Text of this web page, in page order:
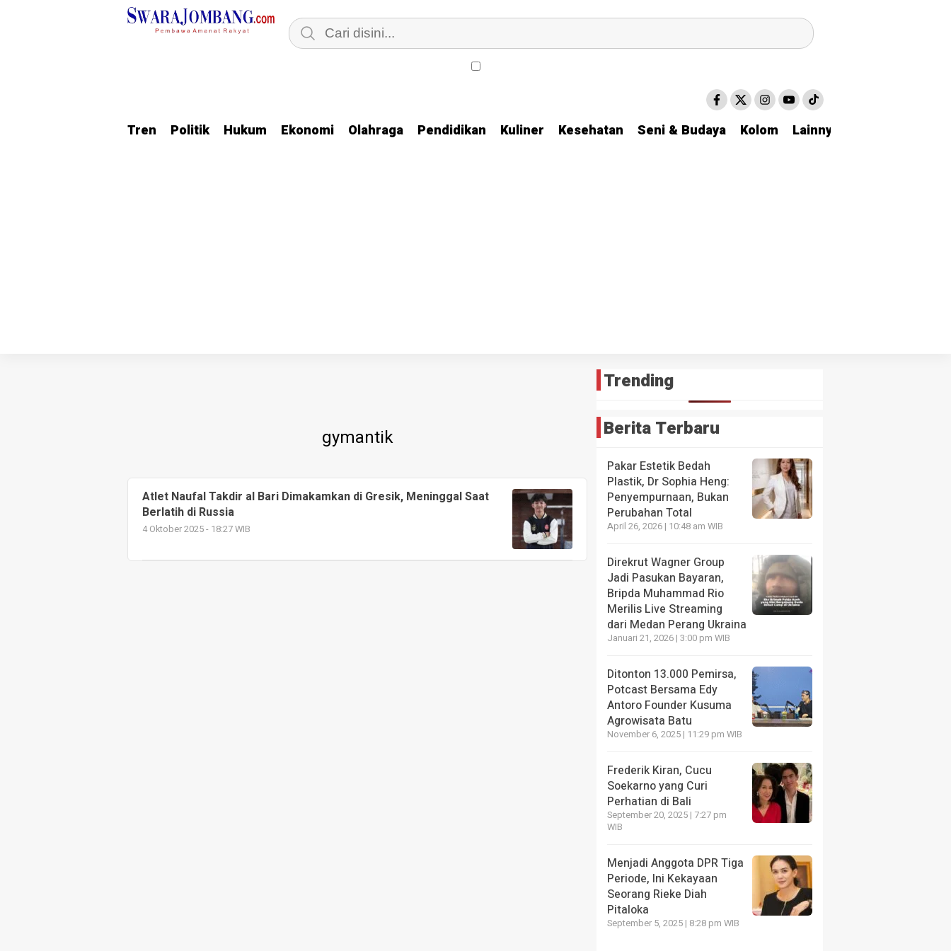
Tren Politik Hukum Ekonomi Olahraga Pendidikan Kuliner Kesehatan Seni & Budaya Kolom Lainnya
gymantik
Atlet Naufal Takdir al Bari Dimakamkan di Gresik, Meninggal Saat
Berlatih di Russia
4 Oktober 2025 - 18:27 WIB
Trending
Berita Terbaru
Pakar Estetik Bedah
Plastik, Dr Sophia Heng:
Penyempurnaan, Bukan
Perubahan Total
April 26, 2026 | 10:48 am WIB
Direkrut Wagner Group
Jadi Pasukan Bayaran,
Bripda Muhammad Rio
Merilis Live Streaming
dari Medan Perang Ukraina
Januari 21, 2026 | 3:00 pm WIB
Ditonton 13.000 Pemirsa,
Potcast Bersama Edy
Antoro Founder Kusuma
Agrowisata Batu
November 6, 2025 | 11:29 pm WIB
Frederik Kiran, Cucu
Soekarno yang Curi
Perhatian di Bali
September 20, 2025 | 7:27 pm
WIB
Menjadi Anggota DPR Tiga
Periode, Ini Kekayaan
Seorang Rieke Diah
Pitaloka
September 5, 2025 | 8:28 pm WIB